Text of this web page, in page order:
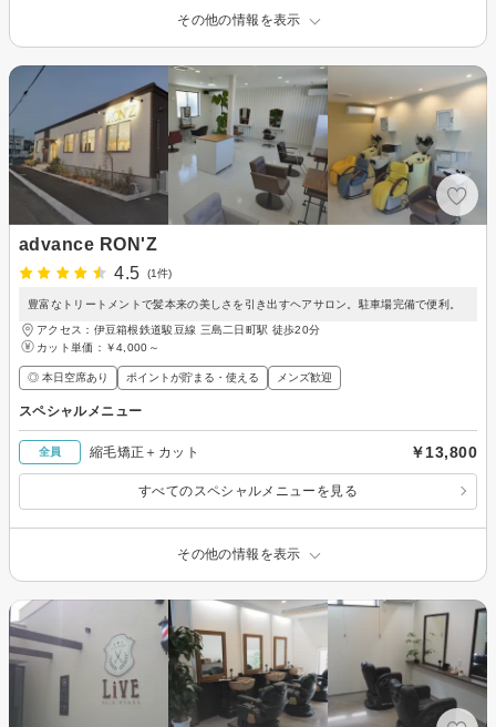
その他の情報を表示
advance RON'Z
4.5
(1件)
豊富なトリートメントで髪本来の美しさを引き出すヘアサロン。駐車場完備で便利。
アクセス：伊豆箱根鉄道駿豆線 三島二日町駅 徒歩20分
カット単価： ￥4,000～
◎ 本日空席あり ポイントが貯まる・使える メンズ歓迎
スペシャルメニュー
全員 縮毛矯正＋カット ￥13,800
すべてのスペシャルメニューを見る
その他の情報を表示